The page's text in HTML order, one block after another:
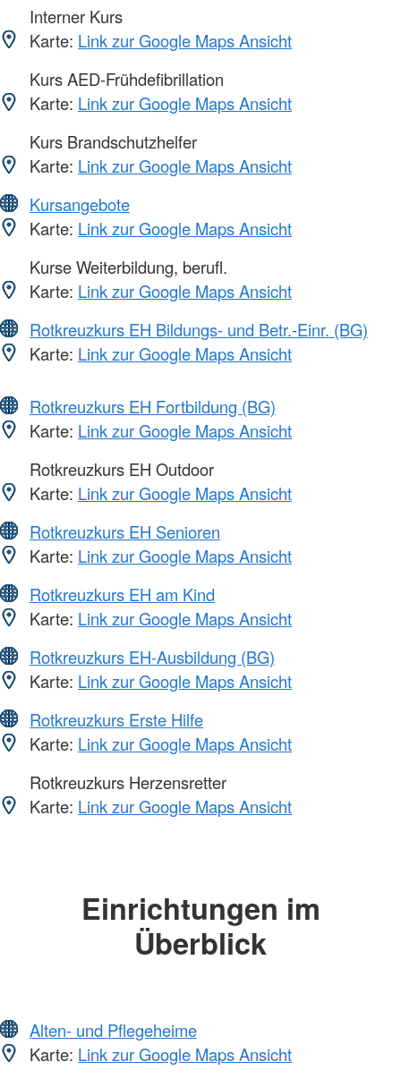
Interner Kurs
Karte: Link zur Google Maps Ansicht
Kurs AED-Frühdefibrillation
Karte: Link zur Google Maps Ansicht
Kurs Brandschutzhelfer
Karte: Link zur Google Maps Ansicht
Kursangebote
Karte: Link zur Google Maps Ansicht
Kurse Weiterbildung, berufl.
Karte: Link zur Google Maps Ansicht
Rotkreuzkurs EH Bildungs- und Betr.-Einr. (BG)
Karte: Link zur Google Maps Ansicht
Rotkreuzkurs EH Fortbildung (BG)
Karte: Link zur Google Maps Ansicht
Rotkreuzkurs EH Outdoor
Karte: Link zur Google Maps Ansicht
Rotkreuzkurs EH Senioren
Karte: Link zur Google Maps Ansicht
Rotkreuzkurs EH am Kind
Karte: Link zur Google Maps Ansicht
Rotkreuzkurs EH-Ausbildung (BG)
Karte: Link zur Google Maps Ansicht
Rotkreuzkurs Erste Hilfe
Karte: Link zur Google Maps Ansicht
Rotkreuzkurs Herzensretter
Karte: Link zur Google Maps Ansicht
Einrichtungen im
Überblick
Alten- und Pflegeheime
Karte: Link zur Google Maps Ansicht